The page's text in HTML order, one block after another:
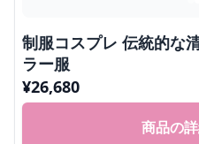
制服コスプレ 伝統的な
ラー服
¥26,680
商品の